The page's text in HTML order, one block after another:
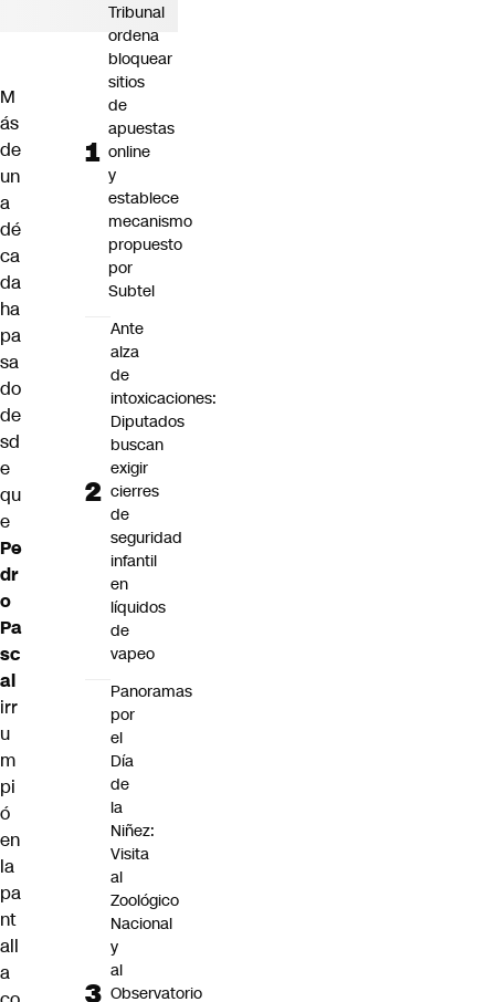
M
ás
de
un
a
dé
ca
da
ha
pa
sa
do
de
sd
e
qu
e
Pe
dr
o
Pa
sc
al
irr
u
m
pi
ó
en
la
pa
nt
all
a
Tribunal
ordena
bloquear
sitios
de
apuestas
online
y
establece
mecanismo
propuesto
por
Subtel
Ante
alza
de
intoxicaciones:
Diputados
buscan
exigir
cierres
de
seguridad
infantil
en
líquidos
de
vapeo
Panoramas
por
el
Día
de
la
Niñez:
Visita
al
Zoológico
Nacional
y
al
Observatorio